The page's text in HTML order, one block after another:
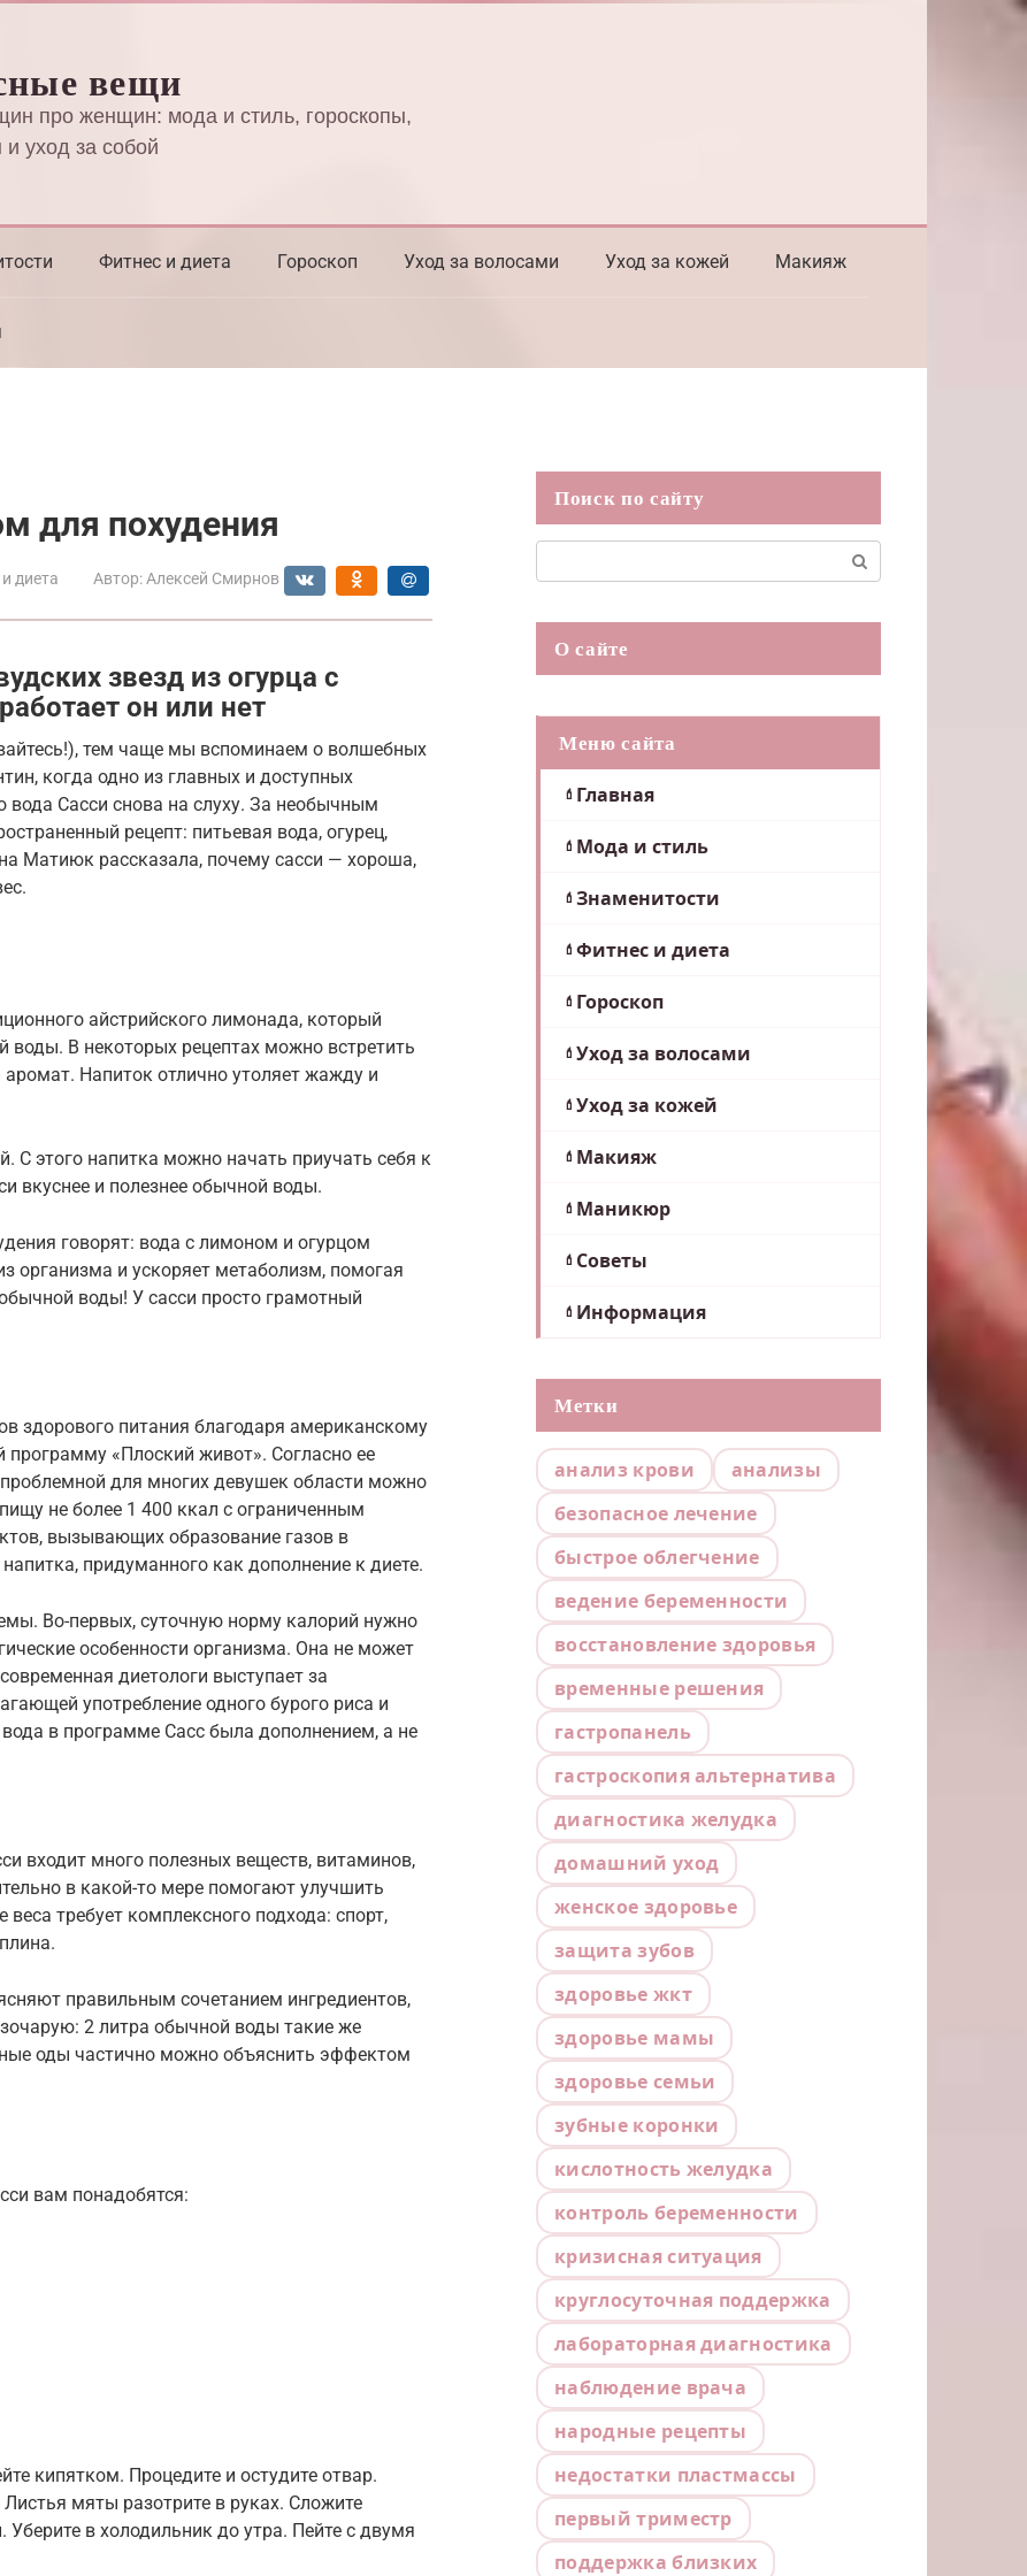
вещи
про женщин: мода и стиль, гороскопы,
уход за собой
Фитнес и диета Гороскоп Уход за волосами Уход за кожей Макияж
для похудения
диета Автор: Алексей Смирнов
звезд из огурца с
он или нет
тем чаще мы вспоминаем о волшебных
когда одно из главных и доступных
вода Сасси снова на слуху. За необычным
рецепт: питьевая вода, огурец,
Матиюк рассказала, почему сасси — хороша,
айстрийского лимонада, который
воды. В некоторых рецептах можно встретить
Напиток отлично утоляет жажду и
С этого напитка можно начать приучать себя к
вкуснее и полезнее обычной воды.
говорят: вода с лимоном и огурцом
организма и ускоряет метаболизм, помогая
воды! У сасси просто грамотный
здорового питания благодаря американскому
программу «Плоский живот». Cогласно ее
для многих девушек области можно
не более 1 400 ккал c ограниченным
вызывающих образование газов в
придуманного как дополнение к диете.
Во-первых, суточную норму калорий нужно
особенности организма. Она не может
диетологи выступает за
употребление одного бурого риса и
в программе Сасс была дополнением, а не
входит много полезных веществ, витаминов,
в какой-то мере помогают улучшить
требует комплексного подхода: cпорт,
правильным сочетанием ингредиентов,
2 литра обычной воды такие же
оды частично можно объяснить эффектом
вам понадобятся:
кипятком. Процедите и остудите отвар.
мяты разотрите в руках. Сложите
в холодильник до утра. Пейте с двумя
Поиск по сайту
О сайте
Меню сайта
Главная
Мода и стиль
Знаменитости
Фитнес и диета
Гороскоп
Уход за волосами
Уход за кожей
Макияж
Маникюр
Советы
Информация
Метки
анализ крови
анализы
безопасное лечение
быстрое облегчение
ведение беременности
восстановление здоровья
временные решения
гастропанель
гастроскопия альтернатива
диагностика желудка
домашний уход
женское здоровье
защита зубов
здоровье жкт
здоровье мамы
здоровье семьи
зубные коронки
кислотность желудка
контроль беременности
кризисная ситуация
круглосуточная поддержка
лабораторная диагностика
наблюдение врача
народные рецепты
недостатки пластмассы
первый триместр
поддержка близких